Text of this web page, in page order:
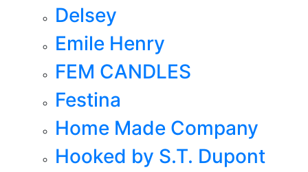
Delsey
Emile Henry
FEM CANDLES
Festina
Home Made Company
Hooked by S.T. Dupont